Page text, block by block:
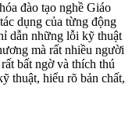
đào tạo nghề Giáo
dụng của từng động
dẫn những lỗi kỹ thuật
mà rất nhiều người
bất ngờ và thích thú
thuật, hiểu rõ bản chất,